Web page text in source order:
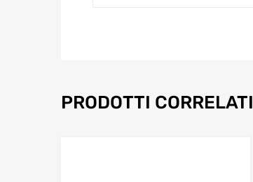
PRODOTTI CORRELATI